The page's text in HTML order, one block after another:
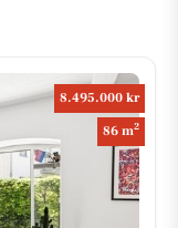
8.495.000 kr
86 m2